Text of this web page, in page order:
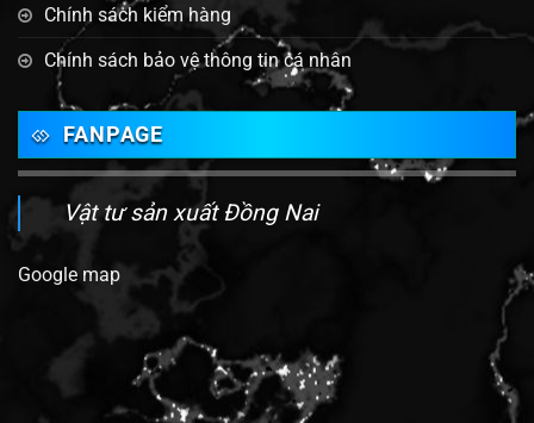
Chính sách kiểm hàng
Chính sách bảo vệ thông tin cá nhân
FANPAGE
Vật tư sản xuất Đồng Nai
Google map